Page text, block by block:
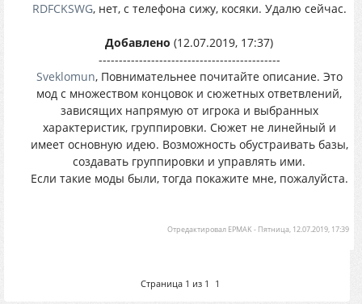
RDFCKSWG, нет, с телефона сижу, косяки. Удалю сейчас.
Добавлено (12.07.2019, 17:37)
---------------------------------------------
Sveklomun, Повнимательнее почитайте описание. Это
мод с множеством концовок и сюжетных ответвлений,
зависящих напрямую от игрока и выбранных
характеристик, группировки. Сюжет не линейный и
имеет основную идею. Возможность обустраивать базы,
создавать группировки и управлять ими.
Если такие моды были, тогда покажите мне, пожалуйста.
Отредактировал EPMAK - Пятница, 12.07.2019, 17:39
Страница 1 из 1 1